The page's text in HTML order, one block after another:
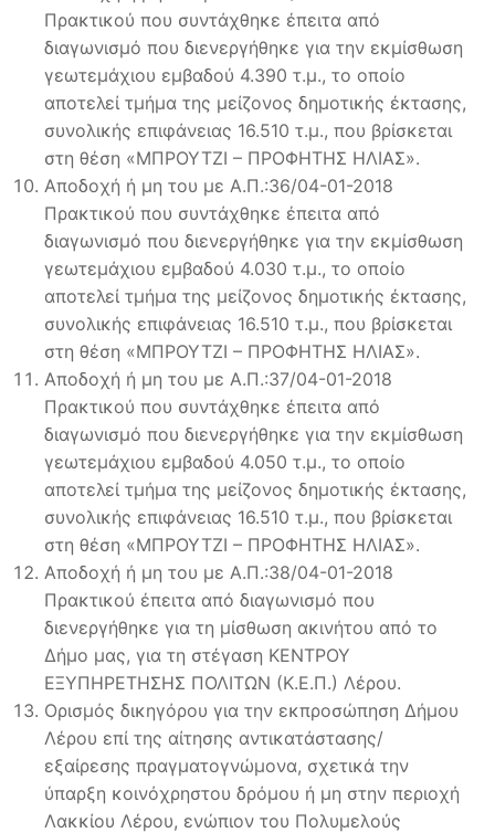
Πρακτικού που συντάχθηκε έπειτα από
διαγωνισμό που διενεργήθηκε για την εκμίσθωση
γεωτεμάχιου εμβαδού 4.390 τ.μ., το οποίο
αποτελεί τμήμα της μείζονος δημοτικής έκτασης,
συνολικής επιφάνειας 16.510 τ.μ., που βρίσκεται
στη θέση «ΜΠΡΟΥΤΖΙ – ΠΡΟΦΗΤΗΣ ΗΛΙΑΣ».
Αποδοχή ή μη του με Α.Π.:36/04-01-2018
Πρακτικού που συντάχθηκε έπειτα από
διαγωνισμό που διενεργήθηκε για την εκμίσθωση
γεωτεμάχιου εμβαδού 4.030 τ.μ., το οποίο
αποτελεί τμήμα της μείζονος δημοτικής έκτασης,
συνολικής επιφάνειας 16.510 τ.μ., που βρίσκεται
στη θέση «ΜΠΡΟΥΤΖΙ – ΠΡΟΦΗΤΗΣ ΗΛΙΑΣ».
Αποδοχή ή μη του με Α.Π.:37/04-01-2018
Πρακτικού που συντάχθηκε έπειτα από
διαγωνισμό που διενεργήθηκε για την εκμίσθωση
γεωτεμάχιου εμβαδού 4.050 τ.μ., το οποίο
αποτελεί τμήμα της μείζονος δημοτικής έκτασης,
συνολικής επιφάνειας 16.510 τ.μ., που βρίσκεται
στη θέση «ΜΠΡΟΥΤΖΙ – ΠΡΟΦΗΤΗΣ ΗΛΙΑΣ».
Αποδοχή ή μη του με Α.Π.:38/04-01-2018
Πρακτικού έπειτα από διαγωνισμό που
διενεργήθηκε για τη μίσθωση ακινήτου από το
Δήμο μας, για τη στέγαση ΚΕΝΤΡΟΥ
ΕΞΥΠΗΡΕΤΗΣΗΣ ΠΟΛΙΤΩΝ (Κ.Ε.Π.) Λέρου.
Ορισμός δικηγόρου για την εκπροσώπηση Δήμου
Λέρου επί της αίτησης αντικατάστασης/
εξαίρεσης πραγματογνώμονα, σχετικά την
ύπαρξη κοινόχρηστου δρόμου ή μη στην περιοχή
Λακκίου Λέρου, ενώπιον του Πολυμελούς